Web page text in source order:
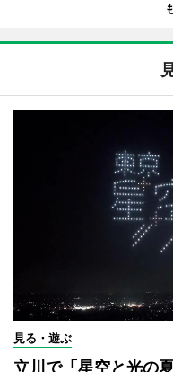
見る・遊ぶ
立川で「星空と光の